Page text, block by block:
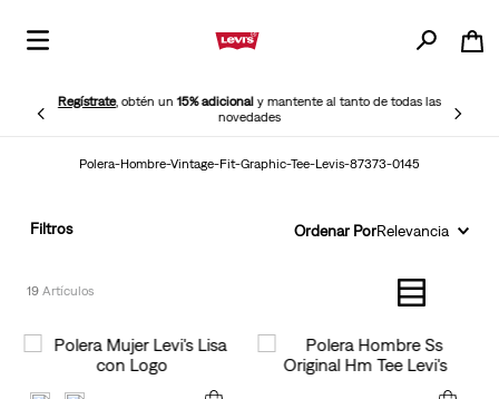
Regístrate, obtén un15% adicionaly mantente al tanto de todas las
novedades
Polera-Hombre-Vintage-Fit-Graphic-Tee-Levis-87373-0145
Filtros Ordenar PorRelevancia
19